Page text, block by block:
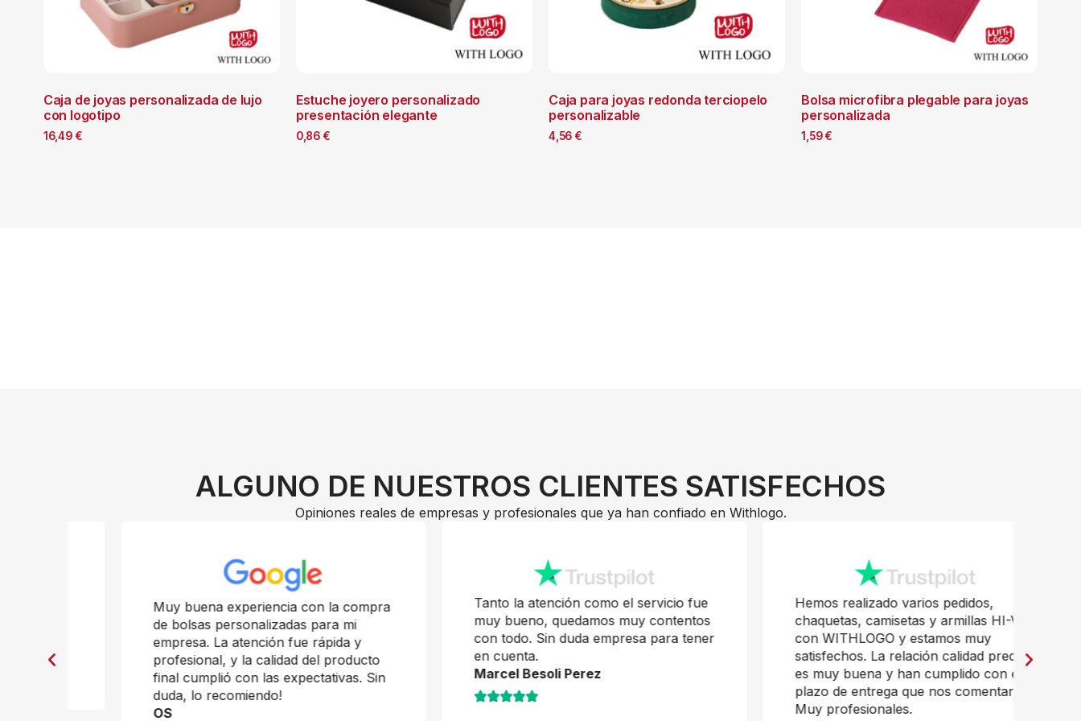
Caja de joyas personalizada de lujo
con logotipo
16,49 €
Estuche joyero personalizado
presentación elegante
0,86 €
Caja para joyas redonda terciopelo
personalizable
4,56 €
Bolsa microfibra plegable para joyas
personalizada
1,59€
ALGUNO DE NUESTROS CLIENTES SATISFECHOS
Opiniones reales de empresas y profesionales que ya han confiado en Withlogo.
Muy buena experiencia con la compra
de bolsas personalizadas para mi
empresa. La atención fue rápida y
profesional, y la calidad del producto
final cumplió con las expectativas. Sin
duda, lo recomiendo!
Tanto la atención como el servicio fue
muy bueno, quedamos muy contentos
con todo. Sin duda empresa para tener
en cuenta.
Marcel Besoli Perez
Hemos realizado varios pedidos,
chaquetas, camisetas y armillas HI-VI,
con WITHLOGO y estamos muy
satisfechos. La relación calidad precio
es muy buena y han cumplido con el
plazo de entrega que nos comentaron.
Muy profesionales.